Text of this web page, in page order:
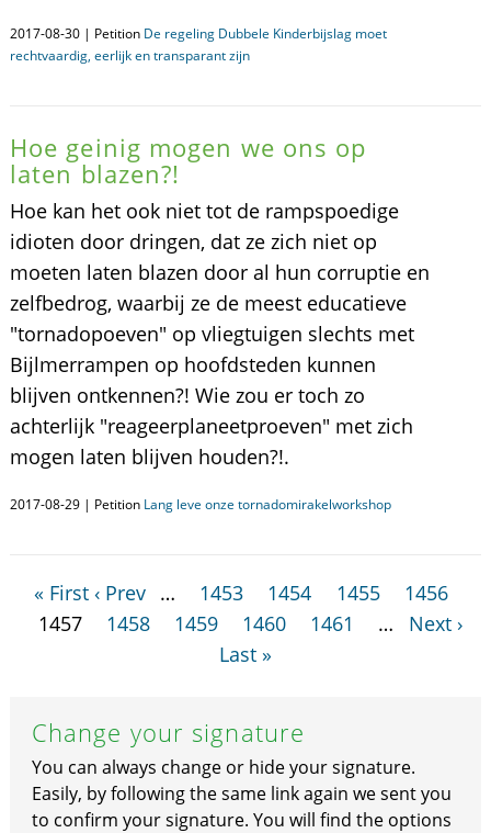
2017-08-30 | Petition De regeling Dubbele Kinderbijslag moet
rechtvaardig, eerlijk en transparant zijn
Hoe geinig mogen we ons op
laten blazen?!
Hoe kan het ook niet tot de rampspoedige
idioten door dringen, dat ze zich niet op
moeten laten blazen door al hun corruptie en
zelfbedrog, waarbij ze de meest educatieve
"tornadopoeven" op vliegtuigen slechts met
Bijlmerrampen op hoofdsteden kunnen
blijven ontkennen?! Wie zou er toch zo
achterlijk "reageerplaneetproeven" met zich
mogen laten blijven houden?!.
2017-08-29 | Petition Lang leve onze tornadomirakelworkshop
« First ‹ Prev … 1453 1454 1455
1456
1457
1458 1459 1460 1461 …
Next ›
Last »
Change your signature
You can always change or hide your signature.
Easily, by following the same link again we sent you
to confirm your signature. You will find the options